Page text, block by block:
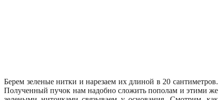
Берем зеленые нитки и нарезаем их длиной в 20 сантиметров.
Полученный пучок нам надобно сложить пополам и этими же